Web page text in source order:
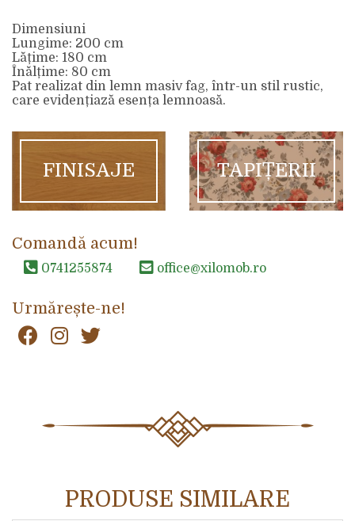
Dimensiuni
Lungime: 200 cm
Lățime: 180 cm
Înălțime: 80 cm
Pat realizat din lemn masiv fag, într-un stil rustic,
care evidențiază esența lemnoasă.
FINISAJE TAPIȚERII
Comandă acum!
0741255874 office@xilomob.ro
Urmărește-ne!
PRODUSE SIMILARE